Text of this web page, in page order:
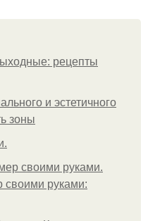
рецепты
и эстетичного
зоны
своими руками.
своими руками: